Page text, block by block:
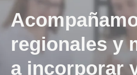
regionales y
a incorporar